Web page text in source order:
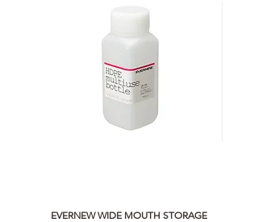
EVERNEW WIDE MOUTH STORAGE